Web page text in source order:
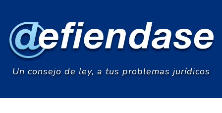
contenido
Un consejo de ley, a tus problemas jurídicos